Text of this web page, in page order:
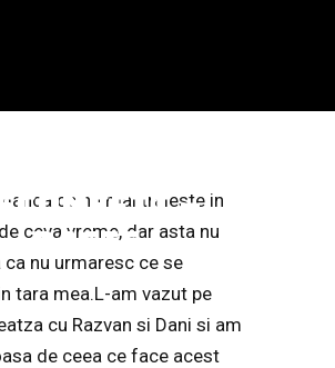
–
BASIC
ce nu mai traieste in
ceva vreme, dar asta nu
ca nu urmaresc ce se
tara mea.L-am vazut pe
cu Razvan si Dani si am
de ceea ce face acest